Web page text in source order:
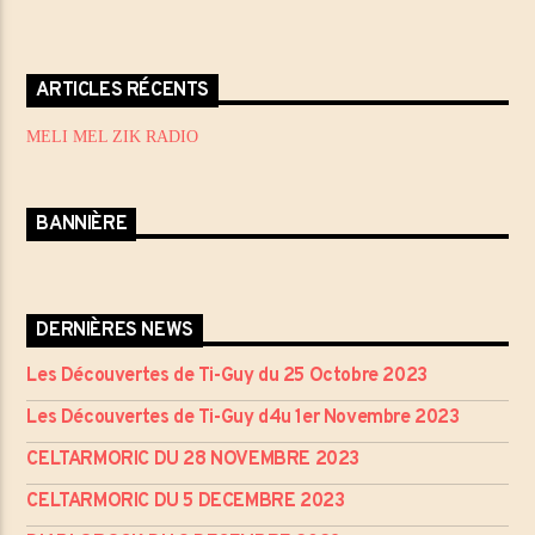
ARTICLES RÉCENTS
MELI MEL ZIK RADIO
BANNIÈRE
DERNIÈRES NEWS
Les Découvertes de Ti-Guy du 25 Octobre 2023
Les Découvertes de Ti-Guy d4u 1er Novembre 2023
CELTARMORIC DU 28 NOVEMBRE 2023
CELTARMORIC DU 5 DECEMBRE 2023